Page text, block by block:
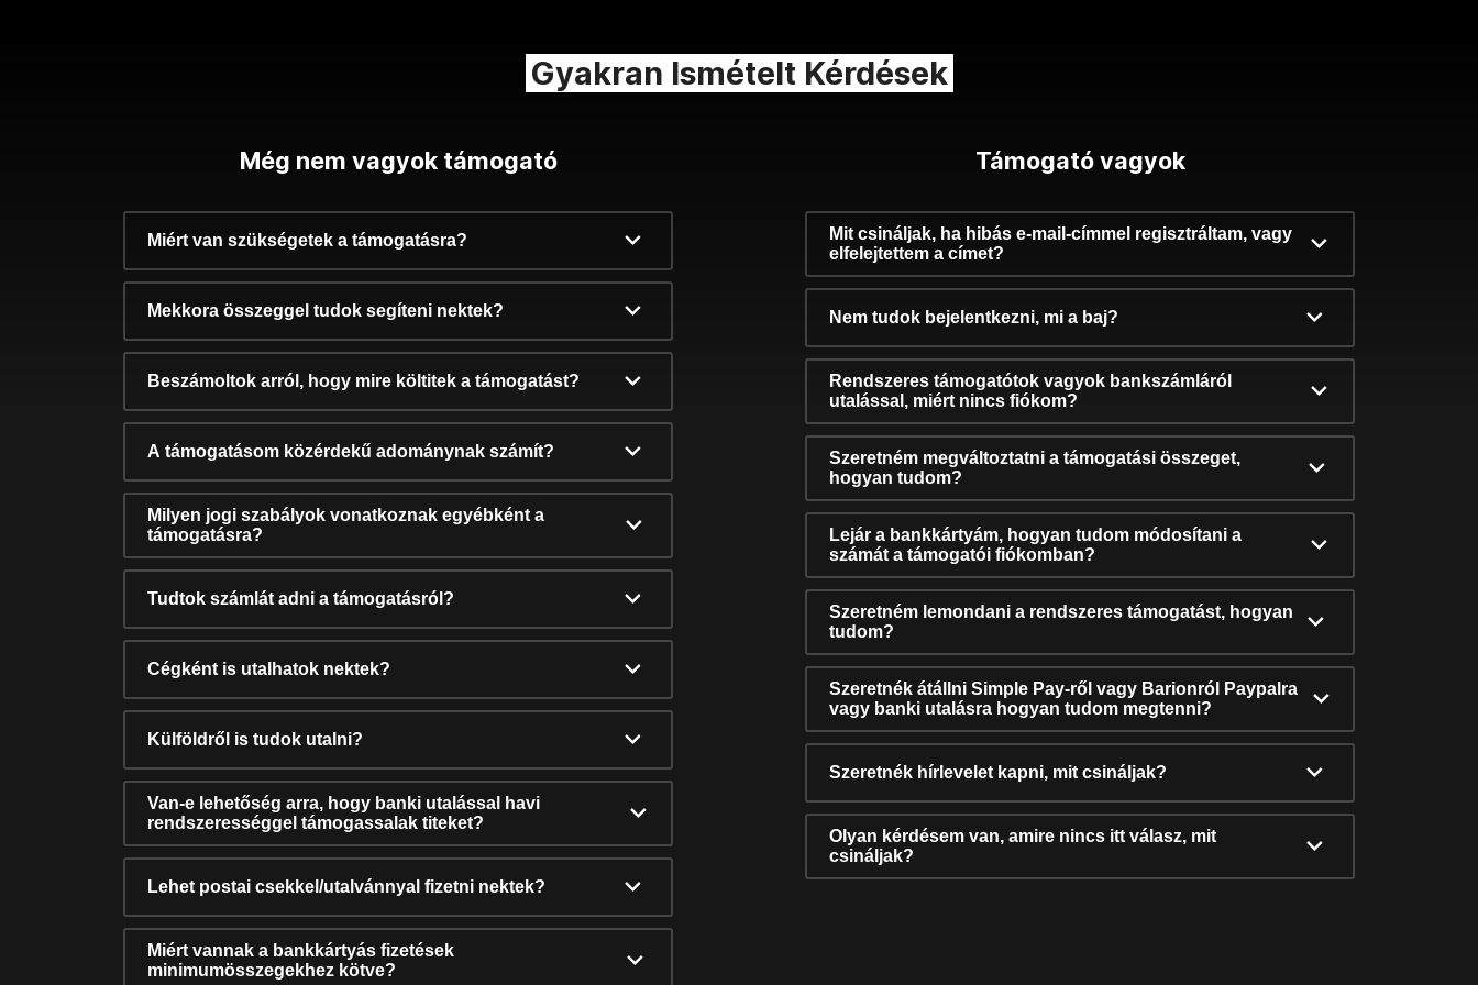
Gyakran Ismételt Kérdések
Még nem vagyok támogató
Miért van szükségetek a támogatásra?
Mekkora összeggel tudok segíteni nektek?
Beszámoltok arról, hogy mire költitek a támogatást?
A támogatásom közérdekű adománynak számít?
Milyen jogi szabályok vonatkoznak egyébként a
támogatásra?
Tudtok számlát adni a támogatásról?
Cégként is utalhatok nektek?
Külföldről is tudok utalni?
Van-e lehetőség arra, hogy banki utalással havi
rendszerességgel támogassalak titeket?
Lehet postai csekkel/utalvánnyal fizetni nektek?
Miért vannak a bankkártyás fizetések
minimumösszegekhez kötve?
Támogató vagyok
Mit csináljak, ha hibás e-mail-címmel regisztráltam, vagy
elfelejtettem a címet?
Nem tudok bejelentkezni, mi a baj?
Rendszeres támogatótok vagyok bankszámláról
utalással, miért nincs fiókom?
Szeretném megváltoztatni a támogatási összeget,
hogyan tudom?
Lejár a bankkártyám, hogyan tudom módosítani a
számát a támogatói fiókomban?
Szeretném lemondani a rendszeres támogatást, hogyan
tudom?
Szeretnék átállni Simple Pay-ről vagy Barionról Paypalra
vagy banki utalásra hogyan tudom megtenni?
Szeretnék hírlevelet kapni, mit csináljak?
Olyan kérdésem van, amire nincs itt válasz, mit
csináljak?